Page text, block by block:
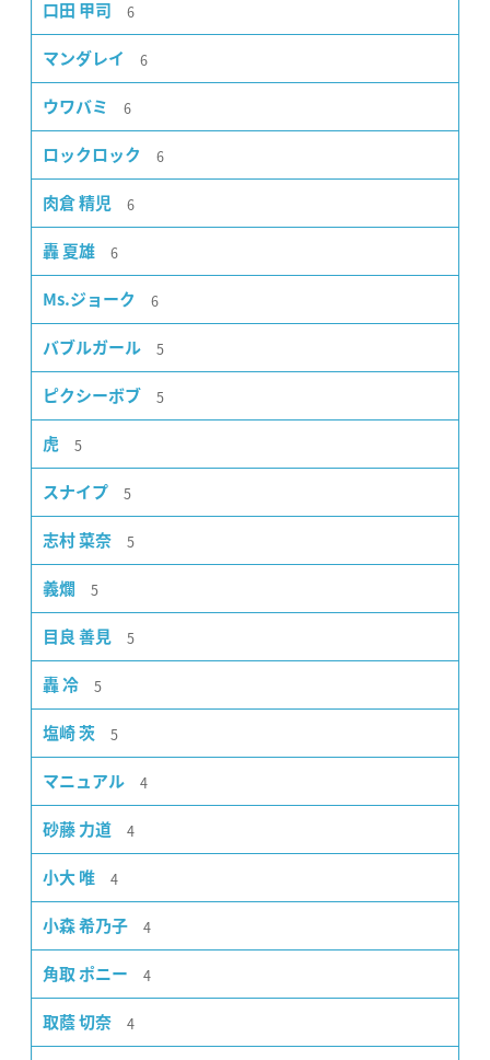
口田 甲司 6
マンダレイ 6
ウワバミ 6
ロックロック 6
肉倉 精児 6
轟 夏雄 6
Ms.ジョーク 6
バブルガール 5
ピクシーボブ 5
虎 5
スナイプ 5
志村 菜奈 5
義爛 5
目良 善見 5
轟 冷 5
塩崎 茨 5
マニュアル 4
砂藤 力道 4
小大 唯 4
小森 希乃子 4
角取 ポニー 4
取蔭 切奈 4